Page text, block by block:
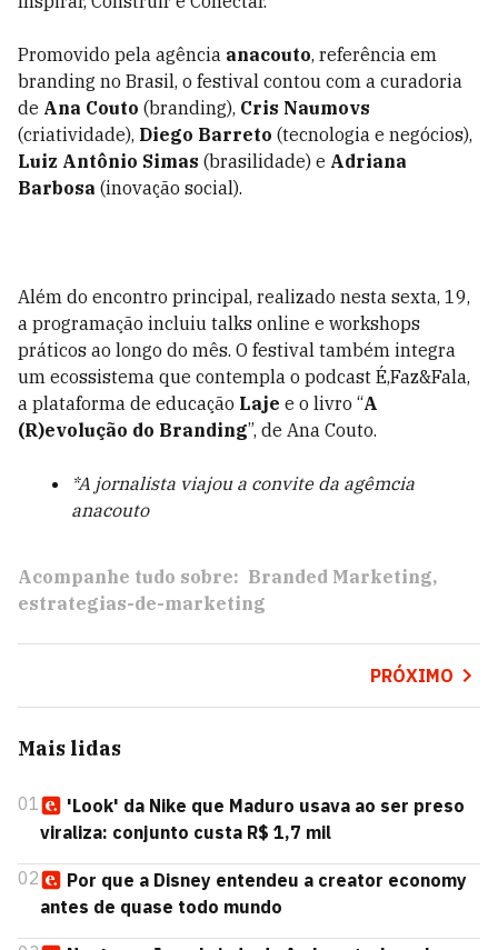
Promovido pela agência anacouto, referência em
branding no Brasil, o festival contou com a curadoria
de Ana Couto (branding), Cris Naumovs
(criatividade), Diego Barreto (tecnologia e negócios),
Luiz Antônio Simas (brasilidade) e Adriana
Barbosa (inovação social).
Além do encontro principal, realizado nesta sexta, 19,
a programação incluiu talks online e workshops
práticos ao longo do mês. O festival também integra
um ecossistema que contempla o podcast É,Faz&Fala,
a plataforma de educação Laje e o livro “A
(R)evolução do Branding”, de Ana Couto.
*A jornalista viajou a convite da agêmcia
anacouto
Acompanhe tudo sobre: Branded Marketing
estrategias-de-marketing
PRÓXIMO
Mais lidas
01
'Look' da Nike que Maduro usava ao ser preso
viraliza: conjunto custa R$ 1,7 mil
02
Por que a Disney entendeu a creator economy
antes de quase todo mundo